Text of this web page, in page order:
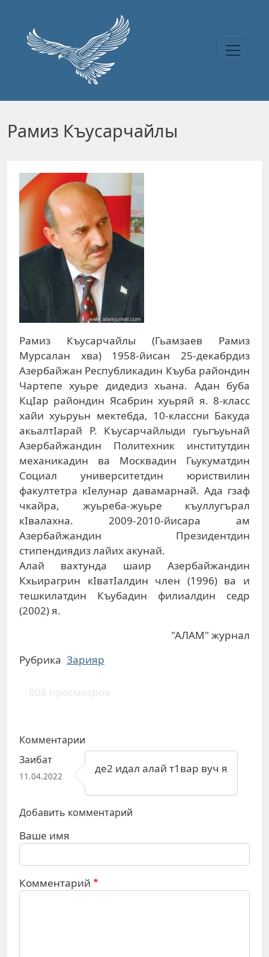
Рамиз Къусарчайлы
Рамиз Къусарчайлы (Гьамзаев Рамиз
Мурсалан хва) 1958-йисан 25-декабрдиз
Азербайжан Республикадин Къуба райондин
Чартепе хуьре дидедиз хьана. Адан буба
КцІар райондин Ясабрин хуьряй я. 8-класс
хайи хуьруьн мектебда, 10-классни Бакуда
акьалтІарай Р. Къусарчайлыди гуьгъуьнай
Азербайжандин Политехник институтдин
механикадин ва Москвадин Гьукуматдин
Социал университетдин юриствилин
факултетра кІелунар давамарнай. Ада гзаф
чкайра, жуьреба-жуьре къуллугърал
кІвалахна. 2009-2010-йисара ам
Азербайжандин Президентдин
стипендиядиз лайих акунай.
Алай вахтунда шаир Азербайжандин
Кхьирагрин кІватІалдин член (1996) ва и
тешкилатдин Къубадин филиалдин седр
(2002) я.
"АЛАМ" журнал
Рубрика Зарияр
808 просмотров
Комментарии
Заибат
11.04.2022
де2 идал алай т1вар вуч я
Добавить комментарий
Ваше имя
Комментарий